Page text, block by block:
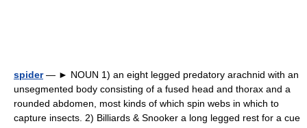
spider— ► NOUN 1) an eight legged predatory arachnid with an
unsegmented body consisting of a fused head and thorax and a
rounded abdomen, most kinds of which spin webs in which to
capture insects. 2) Billiards & Snooker a long legged rest for a cue